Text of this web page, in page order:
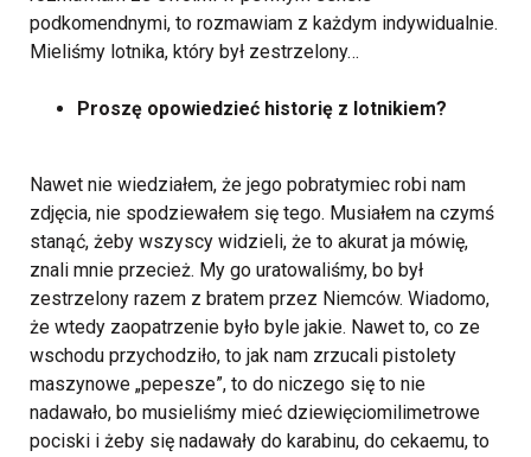
podkomendnymi, to rozmawiam z każdym indywidualnie.
Mieliśmy lotnika, który był zestrzelony…
Proszę opowiedzieć historię z lotnikiem?
Nawet nie wiedziałem, że jego pobratymiec robi nam
zdjęcia, nie spodziewałem się tego. Musiałem na czymś
stanąć, żeby wszyscy widzieli, że to akurat ja mówię,
znali mnie przecież. My go uratowaliśmy, bo był
zestrzelony razem z bratem przez Niemców. Wiadomo,
że wtedy zaopatrzenie było byle jakie. Nawet to, co ze
wschodu przychodziło, to jak nam zrzucali pistolety
maszynowe „pepesze”, to do niczego się to nie
nadawało, bo musieliśmy mieć dziewięciomilimetrowe
pociski i żeby się nadawały do karabinu, do cekaemu, to